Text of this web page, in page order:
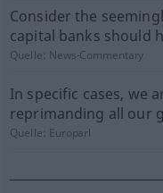
Consider the
capital banks should
Quelle: News-Commentary
In specific cases, we
reprimanding all our
Quelle: Europarl